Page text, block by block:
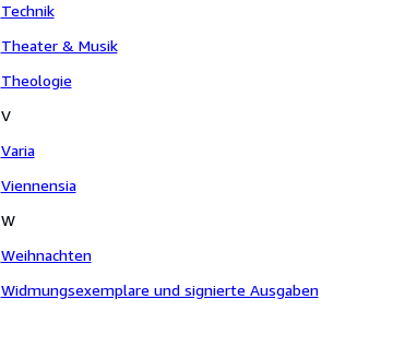
Technik
Theater & Musik
Theologie
V
Varia
Viennensia
W
Weihnachten
Widmungsexemplare und signierte Ausgaben